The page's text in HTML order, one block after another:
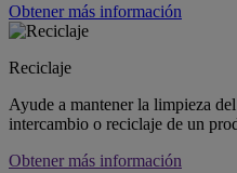
Obtener más información
Reciclaje
Ayude a mantener la limpieza
intercambio o reciclaje de un
Obtener más información